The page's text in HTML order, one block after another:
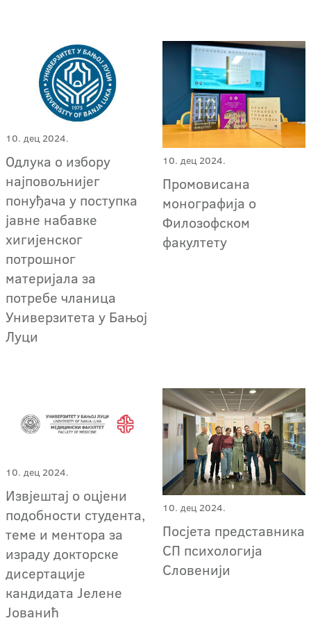
10. дец 2024.
Одлука о избору
најповољнијег
понуђача у поступка
јавне набавке
хигијенског
потрошног
материјала за
потребе чланица
Универзитета у Бањој
Луци
10. дец 2024.
Промовисана
монографија о
Филозофском
факултету
10. дец 2024.
Извјештај о оцјени
подобности студента,
теме и ментора за
израду докторске
дисертациje
кандидата Јелене
Јованић
10. дец 2024.
Посјета представника
СП психологија
Словенији